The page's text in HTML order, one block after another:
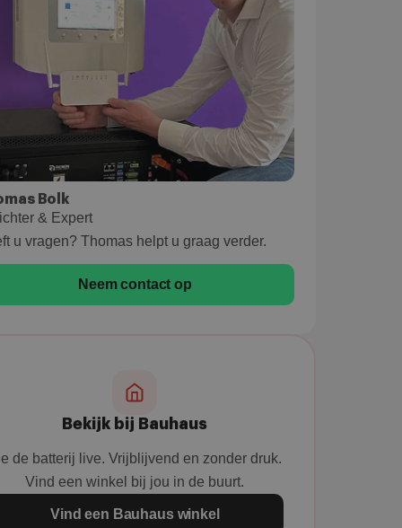
Bolk
& Expert
u vragen? Thomas helpt u graag verder.
Neem contact op
Bekijk bij Bauhaus
de batterij live. Vrijblijvend en zonder druk.
Vind een winkel bij jou in de buurt.
Vind een Bauhaus winkel